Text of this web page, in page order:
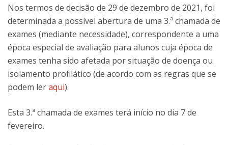
Nos termos de decisão de 29 de dezembro de 2021, foi
determinada a possível abertura de uma 3.ª chamada de
exames (mediante necessidade), correspondente a uma
época especial de avaliação para alunos cuja época de
exames tenha sido afetada por situação de doença ou
isolamento profilático (de acordo com as regras que se
podem leraqui).
Esta 3.ª chamada de exames terá início no dia 7 de
fevereiro.